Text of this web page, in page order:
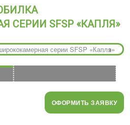
СЕРИИ SFSP «КАПЛЯ»
›
ОФОРМИТЬ ЗАЯВКУ